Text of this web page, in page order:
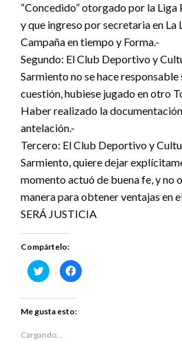
“Concedido” otorgado por la Liga
y que ingreso por secretaria en La
Campaña en tiempo y Forma.-
Segundo: El Club Deportivo y
Sarmiento no se hace responsable
cuestión, hubiese jugado en otro
Haber realizado la
antelación.-
Tercero: El Club Deportivo y
Sarmiento, quiere dejar
momento actuó de buena fe, y no
manera para obtener ventajas en
SERÁ JUSTICIA
Compártelo:
Haz
clic
en
Twitter
(Se
en
Haz
clic
Me gusta esto:
Cargando...